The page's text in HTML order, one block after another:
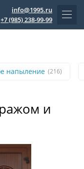
info@1995.ru
+7 (985) 238-99-99
напыление (216)
и